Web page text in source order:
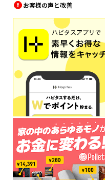
お客様の声と改善